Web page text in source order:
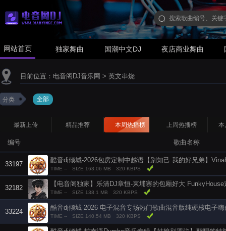
网站首页 独家舞曲 国潮中文DJ 夜店商业舞曲
目前位置： 电音阁DJ音乐网 > 英文串烧
分类 全部
最新上传 精品推荐 本周热播榜 上周热播榜 本
编号 歌曲名称
33197
TIME -- SIZE 163.06 MB 320 KBPS
32182
【电音阁独家】乐清DJ章恒-柬埔寨的包厢好大
TIME -- SIZE 138.1 MB 320 KBPS
33224
酷音dj倾城-2026 电子混音专场热门歌曲混音版纯硬核电子
TIME -- SIZE 140.54 MB 320 KBPS